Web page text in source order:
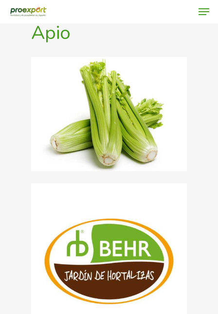
Hit enter to search or ESC to close
Apio